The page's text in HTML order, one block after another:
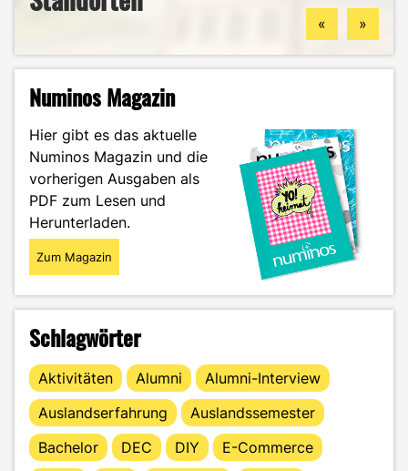
« »
Numinos Magazin
Hier gibt es das aktuelle
Numinos Magazin und die
vorherigen Ausgaben als
PDF zum Lesen und
Herunterladen.
Zum Magazin
Schlagwörter
Aktivitäten Alumni
Alumni-Interview
Auslandserfahrung
Auslandssemester
Bachelor
DEC DIY
E-Commerce